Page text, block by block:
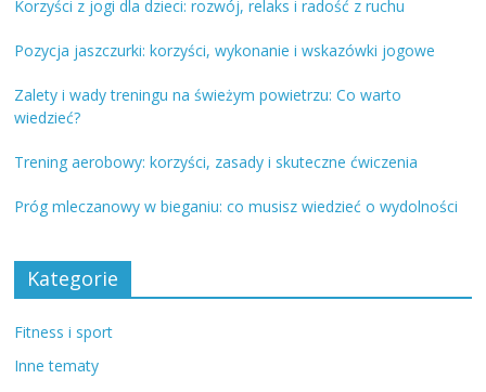
Korzyści z jogi dla dzieci: rozwój, relaks i radość z ruchu
Pozycja jaszczurki: korzyści, wykonanie i wskazówki jogowe
Zalety i wady treningu na świeżym powietrzu: Co warto
wiedzieć?
Trening aerobowy: korzyści, zasady i skuteczne ćwiczenia
Próg mleczanowy w bieganiu: co musisz wiedzieć o wydolności
Kategorie
Fitness i sport
Inne tematy